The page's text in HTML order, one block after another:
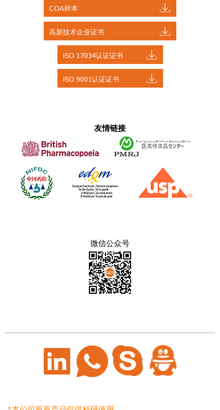
COA样本
高新技术企业证书
ISO 17034认证证书
ISO 9001认证证书
友情链接
微信公众号